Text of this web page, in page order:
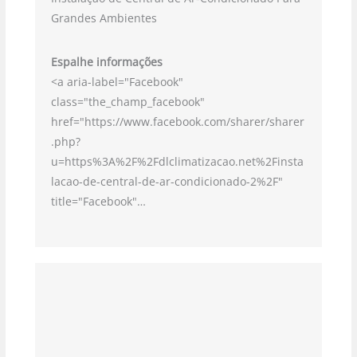
Grandes Ambientes
Espalhe informações
<a aria-label="Facebook"
class="the_champ_facebook"
href="https://www.facebook.com/sharer/sharer
.php?
u=https%3A%2F%2Fdlclimatizacao.net%2Finsta
lacao-de-central-de-ar-condicionado-2%2F"
title="Facebook"…